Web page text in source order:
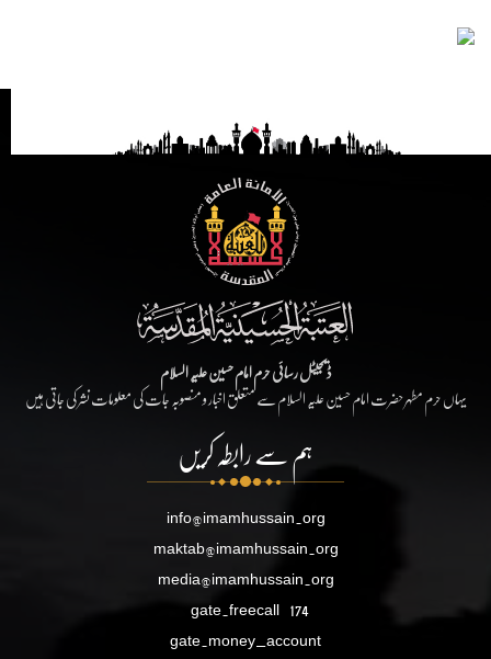
ڈیجیٹل رسائی حرم امام حسین علیہ السلام
یہاں حرم مطہر حضرت امام حسین علیہ السلام سے متعلق اخبار و منصوبہ جات کی معلومات نشر کی جاتی ہیں
ہم سے رابطہ کریں
info@imamhussain.org
maktab@imamhussain.org
media@imamhussain.org
gate.freecall 174
gate.money_account